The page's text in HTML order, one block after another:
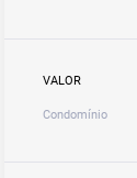
VALOR
Condomínio